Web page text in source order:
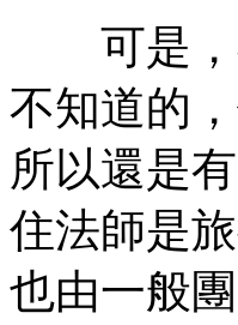
可是，
不知道的
所以還是
住法師是
也由一般